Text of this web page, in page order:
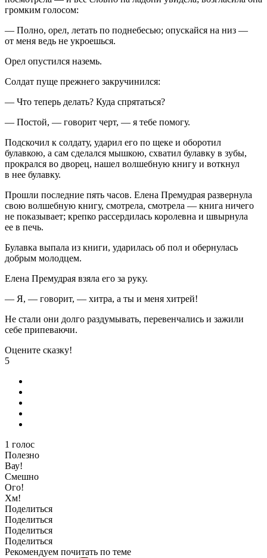
громким голосом:
— Полно, орел, летать по поднебесью; опускайся на низ —
от меня ведь не укроешься.
Орел опустился наземь.
Солдат пуще прежнего закручинился:
— Что теперь делать? Куда спрятаться?
— Постой, — говорит черт, — я тебе помогу.
Подскочил к солдату, ударил его по щеке и оборотил
булавкою, а сам сделался мышкою, схватил булавку в зубы,
прокрался во дворец, нашел волшебную книгу и воткнул
в нее булавку.
Прошли последние пять часов. Елена Премудрая развернула
свою волшебную книгу, смотрела, смотрела — книга ничего
не показывает; крепко рассердилась королевна и швырнула
ее в печь.
Булавка выпала из книги, ударилась об пол и обернулась
добрым молодцем.
Елена Премудрая взяла его за руку.
— Я, — говорит, — хитра, а ты и меня хитрей!
Не стали они долго раздумывать, перевенчались и зажили
себе припеваючи.
Оцените сказку!
5
1 голос
Полезно
Вау!
Смешно
Ого!
Хм!
Поделиться
Поделиться
Поделиться
Поделиться
Рекомендуем почитать по теме